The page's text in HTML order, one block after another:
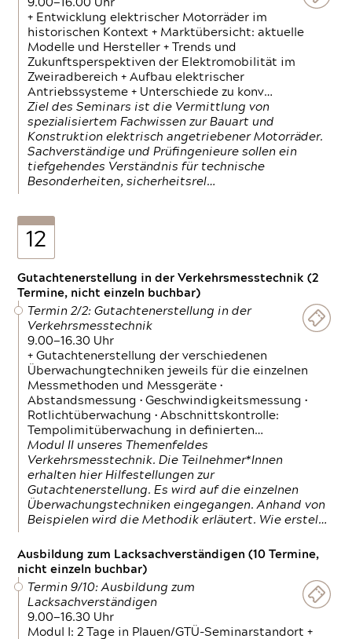
9.00—16.00 Uhr
+ Entwicklung elektrischer Motorräder im
historischen Kontext + Marktübersicht: aktuelle
Modelle und Hersteller + Trends und
Zukunftsperspektiven der Elektromobilität im
Zweiradbereich + Aufbau elektrischer
Antriebssysteme + Unterschiede zu konv…
Ziel des Seminars ist die Vermittlung von
spezialisiertem Fachwissen zur Bauart und
Konstruktion elektrisch angetriebener Motorräder.
Sachverständige und Prüfingenieure sollen ein
tiefgehendes Verständnis für technische
Besonderheiten, sicherheitsrel…
12
Gutachtenerstellung in der Verkehrsmesstechnik (2
Termine, nicht einzeln buchbar)
Termin 2/2: Gutachtenerstellung in der
Verkehrsmesstechnik
9.00—16.30 Uhr
+ Gutachtenerstellung der verschiedenen
Überwachungtechniken jeweils für die einzelnen
Messmethoden und Messgeräte •
Abstandsmessung • Geschwindigkeitsmessung •
Rotlichtüberwachung • Abschnittskontrolle:
Tempolimitüberwachung in definierten…
Modul II unseres Themenfeldes
Verkehrsmesstechnik. Die Teilnehmer*Innen
erhalten hier Hilfestellungen zur
Gutachtenerstellung. Es wird auf die einzelnen
Überwachungstechniken eingegangen. Anhand von
Beispielen wird die Methodik erläutert. Wie erstel…
Ausbildung zum Lacksachverständigen (10 Termine,
nicht einzeln buchbar)
Termin 9/10: Ausbildung zum
Lacksachverständigen
9.00—16.30 Uhr
Modul I: 2 Tage in Plauen/GTÜ-Seminarstandort +